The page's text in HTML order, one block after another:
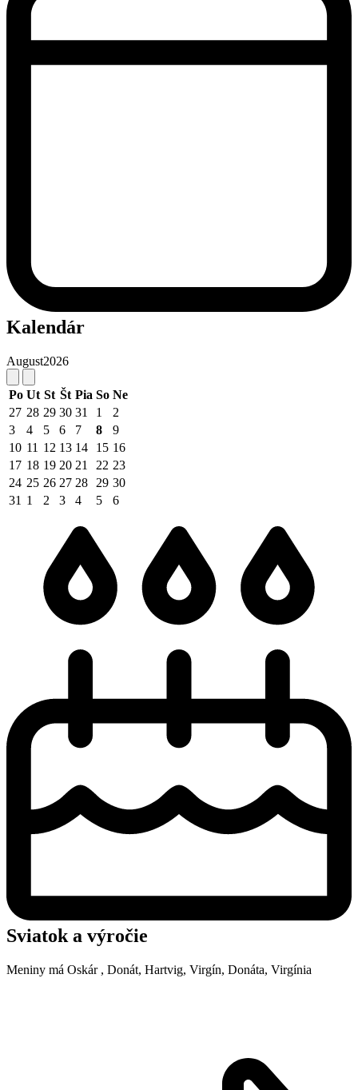
Kalendár
August2026
Po Ut St Št Pia So Ne
27 28 29 30 31 1
2
3
4 5 6 7 8
9
10 11 12 13 14 15 16
17 18 19 20 21 22 23
24 25 26 27 28 29 30
31 1 2 3 4 5 6
Sviatok a výročie
Meniny má Oskár , Donát, Hartvig, Virgín, Donáta, Virgínia